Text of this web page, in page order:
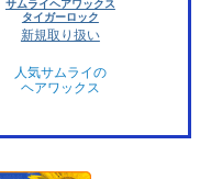
サムライヘアワックス
タイガーロック
新規取り扱い
人気サムライの
ヘアワックス